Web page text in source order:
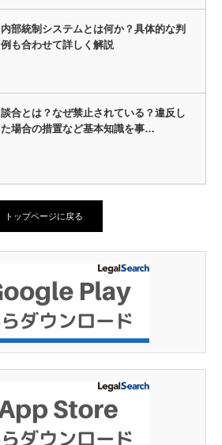
内部統制システムとは何か？具体的な判
例も合わせて詳しく解説
談合とは？なぜ禁止されている？違反し
た場合の措置など基本知識を事…
トップページに戻る